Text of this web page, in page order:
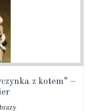
z kotem” –